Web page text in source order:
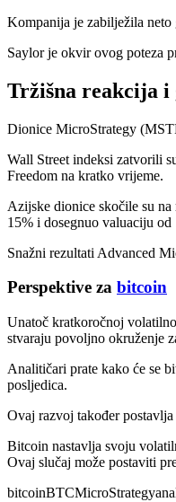
Kompanija je zabilježila neto
Saylor je okvir ovog poteza
Tržišna reakcija
Dionice MicroStrategy
Wall Street indeksi zatvorili
Freedom na kratko vrijeme.
Azijske dionice skočile su
15% i dosegnuo valuaciju
Snažni rezultati Advanced
Perspektive za bitcoin
Unatoč kratkoročnoj
stvaraju povoljno okruženje
Analitičari prate kako će se
posljedica.
Ovaj razvoj također
Bitcoin nastavlja svoju
Ovaj slučaj može postaviti
bitcoinBTCMicroStrategy